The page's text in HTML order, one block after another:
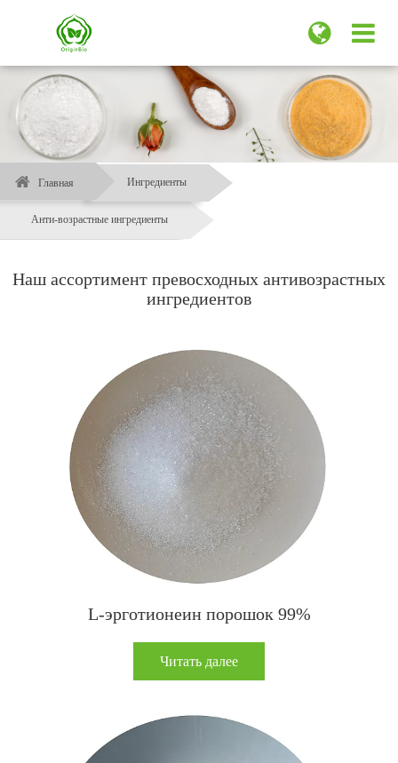
Главная Ингредиенты
Анти-возрастные ингредиенты
Наш ассортимент превосходных антивозрастных
ингредиентов
L-эрготионеин порошок 99%
Читать далее